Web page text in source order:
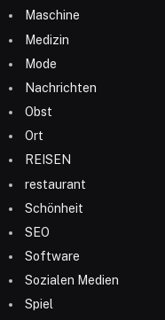
Maschine
Medizin
Mode
Nachrichten
Obst
Ort
REISEN
restaurant
Schönheit
SEO
Software
Sozialen Medien
Spiel